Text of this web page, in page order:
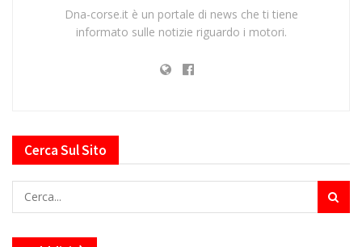
Dna-corse.it è un portale di news che ti tiene
informato sulle notizie riguardo i motori.
Cerca Sul Sito